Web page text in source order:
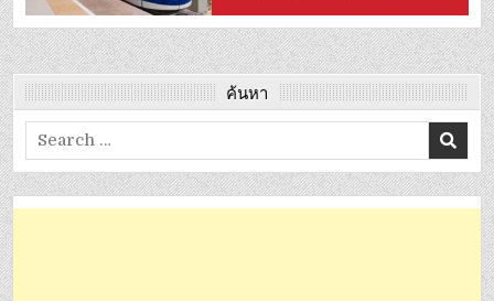
ค้นหา
Search
for: